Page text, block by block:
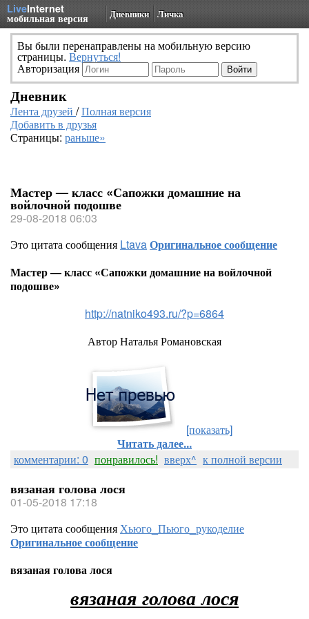
LiveInternet
мобильная версия Дневники Личка
Вы были перенаправлены на мобильную версию
страницы. Вернуться!
Авторизация
Дневник
Лента друзей /Полная версия
Добавить в друзья
Страницы: раньше»
Мастер — класс «Сапожки домашние на
войлочной подошве
29-08-2018 06:03
Это цитата сообщения LtavaОригинальное сообщение
Мастер — класс «Сапожки домашние на войлочной
подошве»
http://natniko493.ru/?p=6864
Автор Наталья Романовская
[показать]
Читать далее...
комментарии: 0 понравилось! вверх^ к полной версии
вязаная голова лося
01-05-2018 17:18
Это цитата сообщенияХьюго_Пьюго_рукоделие
Оригинальное сообщение
вязаная голова лося
вязаная голова лося